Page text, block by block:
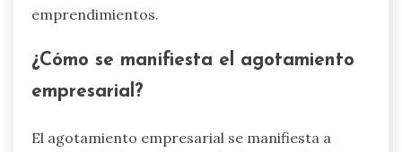
emprendimientos.
¿Cómo se manifiesta el agotamiento
empresarial?
El agotamiento empresarial se manifiesta a